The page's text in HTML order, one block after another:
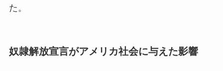
た。
奴隷解放宣言がアメリカ社会に与えた影響